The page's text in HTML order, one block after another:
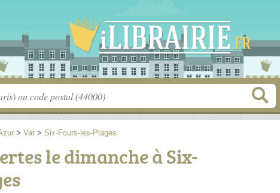
> Var > Six-Fours-les-Plages
le dimanche à Six-